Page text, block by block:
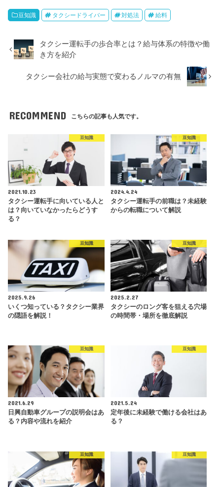
豆知識 タクシードライバー 対処法 給料
タクシー運転手の歩合率とは？給与体系の特徴や働
き方を紹介
タクシー会社の給与実態で変わるノルマの有無
RECOMMEND こちらの記事も人気です。
豆知識
2021.10.23
タクシー運転手に向いている人と
は？向いていなかったらどうす
る？
豆知識
2024.4.24
タクシー運転手の前職は？未経験
からの転職について解説
豆知識
2025.9.26
いくつ知っている？タクシー業界
の隠語を解説！
豆知識
2025.2.27
タクシーのロング客を狙える穴場
の時間帯・場所を徹底解説
豆知識
2021.6.29
日興自動車グループの説明会はあ
る？内容や流れを紹介
豆知識
2021.5.24
定年後に未経験で働ける会社はあ
る？
豆知識 豆知識